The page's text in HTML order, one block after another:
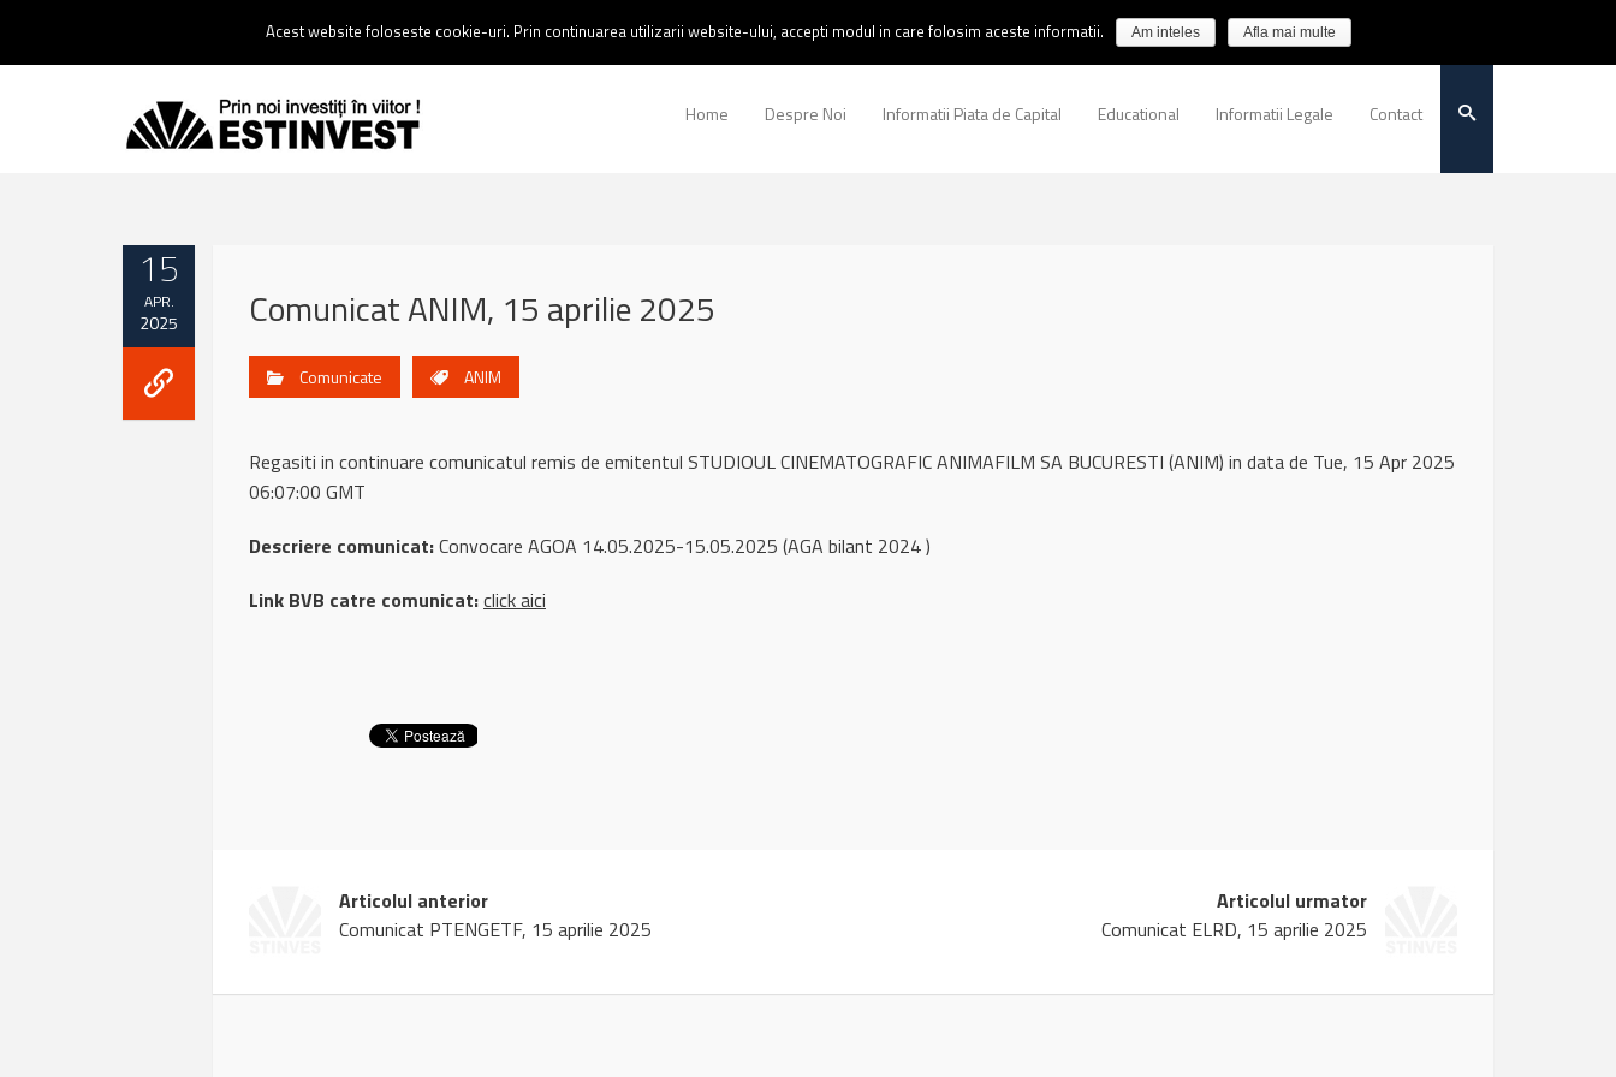
0237 238 900 |Email :contact@estinvest.ro
Home Despre Noi Informatii Piata de Capital Educational Informatii Legale Contact
15
APR.
2025 Comunicat ANIM, 15 aprilie 2025
Comunicate ANIM
Regasiti in continuare comunicatul remis de emitentul STUDIOUL CINEMATOGRAFIC ANIMAFILM SA BUCURESTI (ANIM) in data de Tue, 15 Apr 2025
06:07:00 GMT
Descriere comunicat:Convocare AGOA 14.05.2025-15.05.2025 (AGA bilant 2024 )
Link BVB catre comunicat:click aici
Articolul anterior
Comunicat PTENGETF, 15 aprilie 2025
Articolul urmator
Comunicat ELRD, 15 aprilie 2025
Acest website foloseste cookie-uri. Prin continuarea utilizarii website-ului, accepti modul in care folosim aceste informatii. Am inteles Afla mai multe